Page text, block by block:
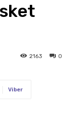
0
2163
Viber